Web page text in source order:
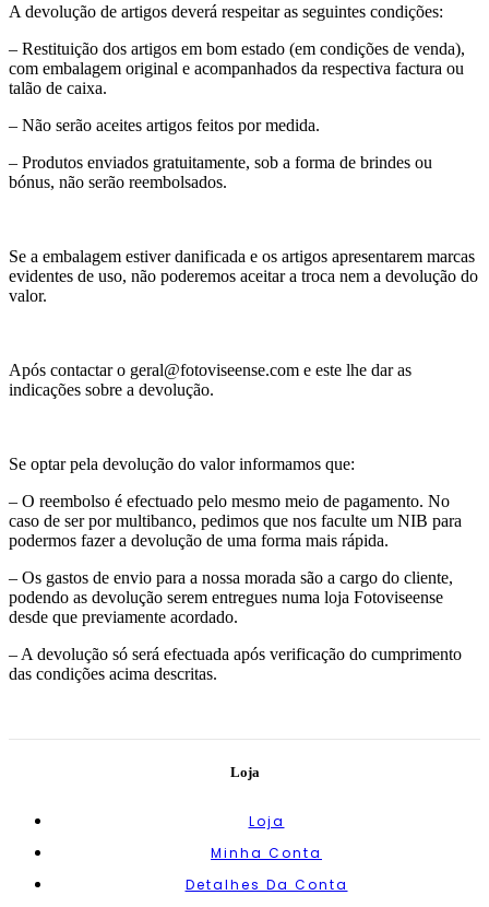
A devolução de artigos deverá respeitar as seguintes condições:
– Restituição dos artigos em bom estado (em condições de venda),
com embalagem original e acompanhados da respectiva factura ou
talão de caixa.
– Não serão aceites artigos feitos por medida.
– Produtos enviados gratuitamente, sob a forma de brindes ou
bónus, não serão reembolsados.
Se a embalagem estiver danificada e os artigos apresentarem marcas
evidentes de uso, não poderemos aceitar a troca nem a devolução do
valor.
Após contactar o geral@fotoviseense.com e este lhe dar as
indicações sobre a devolução.
Se optar pela devolução do valor informamos que:
– O reembolso é efectuado pelo mesmo meio de pagamento. No
caso de ser por multibanco, pedimos que nos faculte um NIB para
podermos fazer a devolução de uma forma mais rápida.
– Os gastos de envio para a nossa morada são a cargo do cliente,
podendo as devolução serem entregues numa loja Fotoviseense
desde que previamente acordado.
– A devolução só será efectuada após verificação do cumprimento
das condições acima descritas.
Loja
Loja
Minha Conta
Detalhes Da Conta